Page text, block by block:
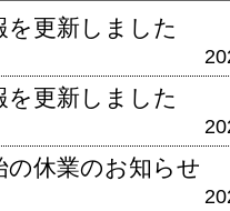
を更新しました
を更新しました
の休業のお知らせ